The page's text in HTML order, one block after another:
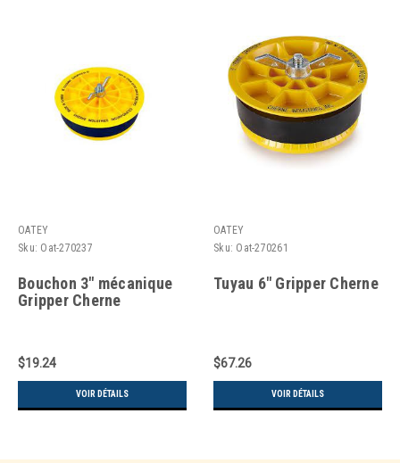
OATEY
Sku: Oat-270237
Bouchon 3" mécanique
Gripper Cherne
$19.24
VOIR DÉTAILS
OATEY
Sku: Oat-270261
Tuyau 6" Gripper Cherne
$67.26
VOIR DÉTAILS